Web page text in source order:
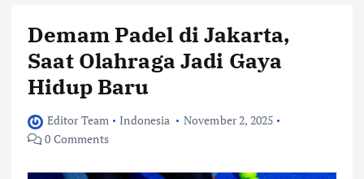
Demam Padel di Jakarta,
Saat Olahraga Jadi Gaya
Hidup Baru
Editor Team Indonesia
November 2, 2025
0 Comments